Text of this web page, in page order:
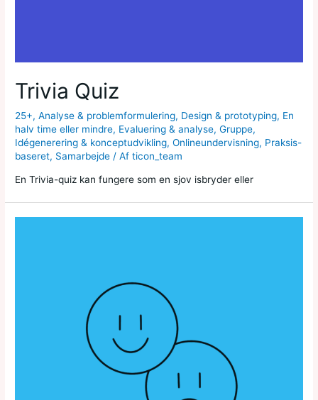
Trivia Quiz
25+,Analyse & problemformulering, Design & prototyping, En
halv time eller mindre, Evaluering & analyse,Gruppe,
Idégenerering & konceptudvikling,Onlineundervisning, Praksis-
baseret, Samarbejde / Afticon_team
En Trivia-quiz kan fungere som en sjov isbryder eller